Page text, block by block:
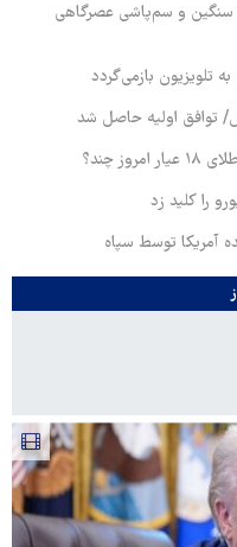
سنگین و سم‌پاشی عصرگاهی
تلویزیون بازمی‌گردد
توافق اولیه حاصل شد
را کلید زد
آمریکا توسط سپاه